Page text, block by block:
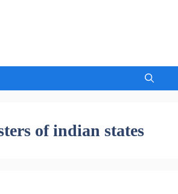
of indian states